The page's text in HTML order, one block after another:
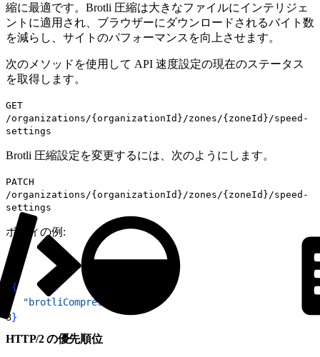
縮に最適です。Brotli 圧縮は大きなファイルにインテリジェ
ントに適用され、ブラウザーにダウンロードされるバイト数
を減らし、サイトのパフォーマンスを向上させます。
次のメソッドを使用して API 速度設定の現在のステータス
を取得します。
GET
/organizations/{organizationId}/zones/{zoneId}/speed-
settings
Brotli 圧縮設定を変更するには、次のようにします。
PATCH
/organizations/{organizationId}/zones/{zoneId}/speed-
settings
ボディの例:
{
  "brotliCompression"
"on"
3}
HTTP/2 の優先順位